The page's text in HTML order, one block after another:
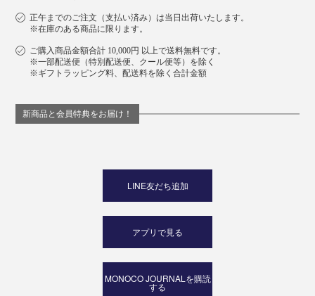
正午までのご注文（支払い済み）は当日出荷いたします。
※在庫のある商品に限ります。
ご購入商品金額合計 10,000円 以上で送料無料です。
※一部配送便（特別配送便、クール便等）を除く
※ギフトラッピング料、配送料を除く合計金額
新商品と会員特典をお届け！
LINE友だち追加
アプリで見る
MONOCO JOURNALを購読
する